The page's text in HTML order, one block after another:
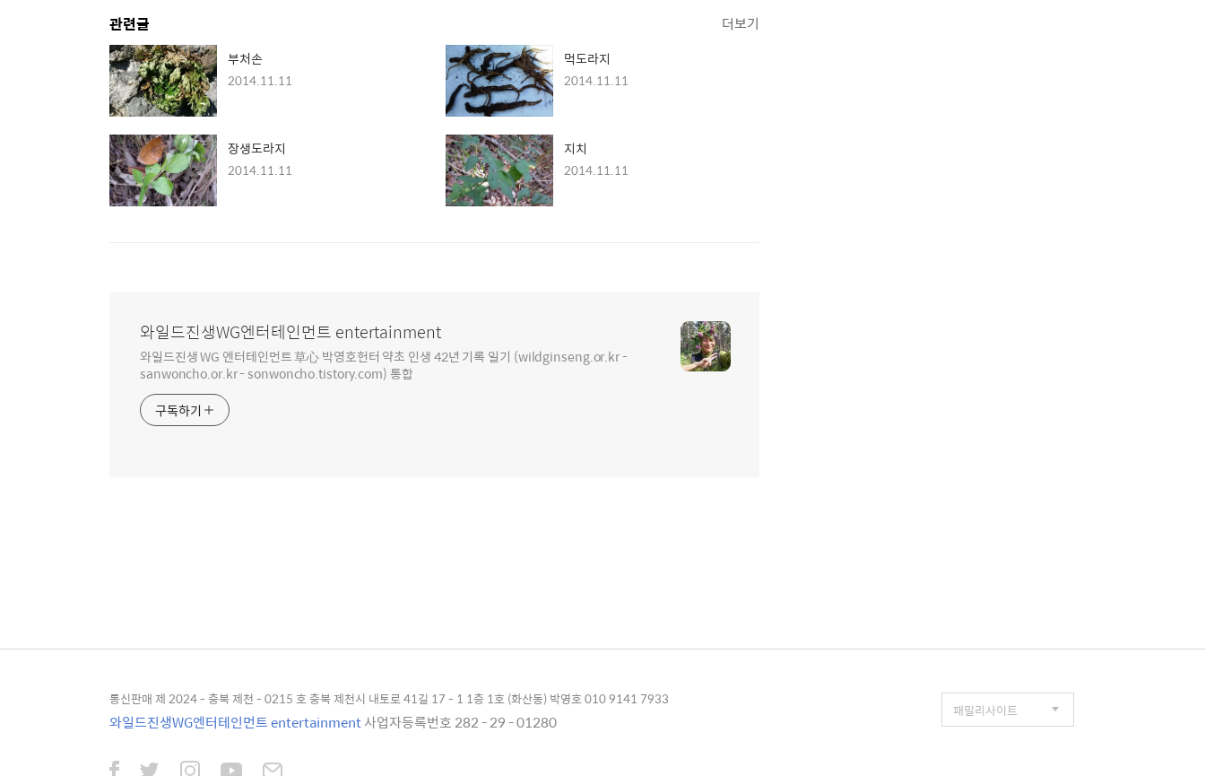
관련글 더보기
부처손
2014.11.11
먹도라지
2014.11.11
장생도라지
2014.11.11
지치
2014.11.11
와일드진생WG엔터테인먼트 entertainment
와일드진생 WG 엔터테인먼트 草心 박영호헌터 약초 인생 42년 기록 일기 (wildginseng.or.kr -
sanwoncho.or.kr - sonwoncho.tistory.com) 통합
구독하기
통신판매 제 2024 - 충북 제천 - 0215 호 충북 제천시 내토로 41길 17 - 1 1층 1호 (화산동) 박영호 010 9141 7933
와일드진생WG엔터테인먼트 entertainment사업자등록번호 282 - 29 - 01280